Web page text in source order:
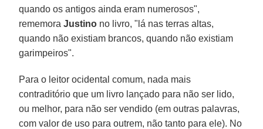
quando os antigos ainda eram numerosos",
rememoraJustino no livro, "lá nas terras altas,
quando não existiam brancos, quando não existiam
garimpeiros".
Para o leitor ocidental comum, nada mais
contraditório que um livro lançado para não ser lido,
ou melhor, para não ser vendido (em outras palavras,
com valor de uso para outrem, não tanto para ele). No